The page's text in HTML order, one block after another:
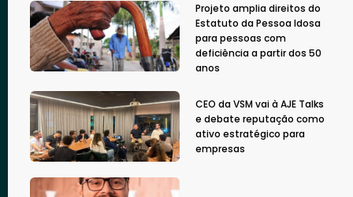
Projeto amplia direitos do
Estatuto da Pessoa Idosa
para pessoas com
deficiência a partir dos 50
anos
CEO da VSM vai à AJE Talks
e debate reputação como
ativo estratégico para
empresas